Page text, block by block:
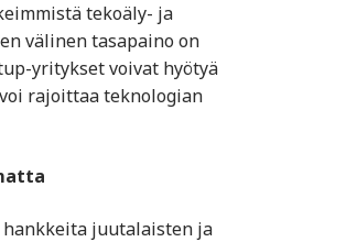
tekoäly- ja
välinen tasapaino on
yritykset voivat hyötyä
rajoittaa teknologian
juutalaisten ja